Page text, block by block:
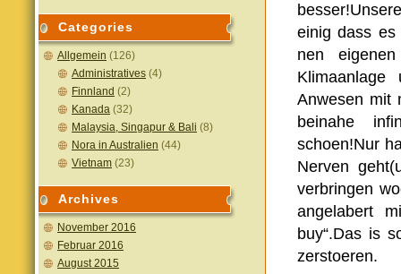
Categories
Allgemein (126)
Administratives (4)
Finnland (2)
Kanada (32)
Malaysia, Singapur & Bali (8)
Nora in Australien (44)
Vietnam (23)
Archives
November 2016
Februar 2016
August 2015
einig dass es
nen
Anwesen mit
beinahe
schoen!Nur
Nerven
verbringen
angelabert
buy“.Das is
zerstoeren.